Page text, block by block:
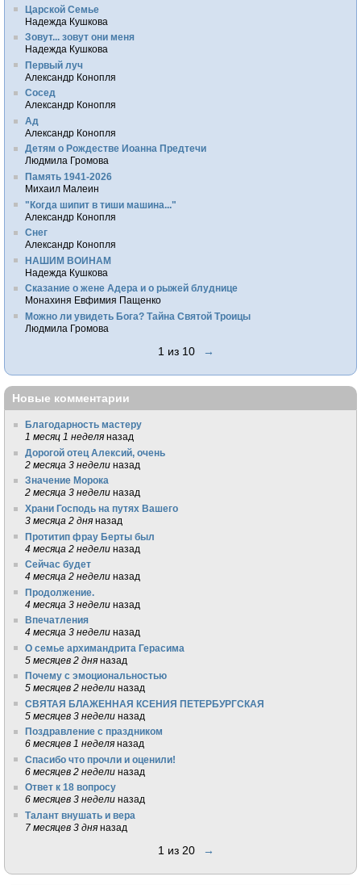
Царской Семье
Надежда Кушкова
Зовут... зовут они меня
Надежда Кушкова
Первый луч
Александр Конопля
Сосед
Александр Конопля
Ад
Александр Конопля
Детям о Рождестве Иоанна Предтечи
Людмила Громова
Память 1941-2026
Михаил Малеин
"Когда шипит в тиши машина..."
Александр Конопля
Снег
Александр Конопля
НАШИМ ВОИНАМ
Надежда Кушкова
Сказание о жене Адера и о рыжей блуднице
Монахиня Евфимия Пащенко
Можно ли увидеть Бога? Тайна Святой Троицы
Людмила Громова
1 из 10 →
Новые комментарии
Благодарность мастеру
1 месяц 1 неделя назад
Дорогой отец Алексий, очень
2 месяца 3 недели назад
Значение Морока
2 месяца 3 недели назад
Храни Господь на путях Вашего
3 месяца 2 дня назад
Протитип фрау Берты был
4 месяца 2 недели назад
Сейчас будет
4 месяца 2 недели назад
Продолжение.
4 месяца 3 недели назад
Впечатления
4 месяца 3 недели назад
О семье архимандрита Герасима
5 месяцев 2 дня назад
Почему с эмоциональностью
5 месяцев 2 недели назад
СВЯТАЯ БЛАЖЕННАЯ КСЕНИЯ ПЕТЕРБУРГСКАЯ
5 месяцев 3 недели назад
Поздравление с праздником
6 месяцев 1 неделя назад
Спасибо что прочли и оценили!
6 месяцев 2 недели назад
Ответ к 18 вопросу
6 месяцев 3 недели назад
Талант внушать и вера
7 месяцев 3 дня назад
1 из 20 →